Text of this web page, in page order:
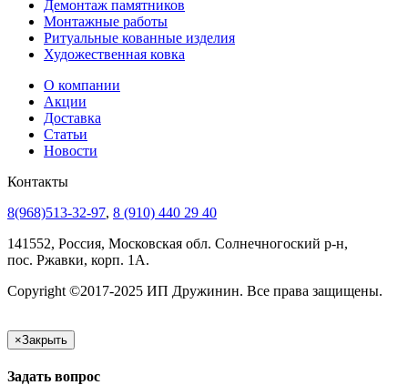
Демонтаж памятников
Монтажные работы
Ритуальные кованные изделия
Художественная ковка
О компании
Акции
Доставка
Статьи
Новости
Контакты
8(968)513-32-97, 8 (910) 440 29 40
141552, Россия, Московская обл. Солнечногоский р-н,
пос. Ржавки, корп. 1А.
Copyright ©2017-2025 ИП Дружинин. Все права защищены.
×Закрыть
Задать вопрос